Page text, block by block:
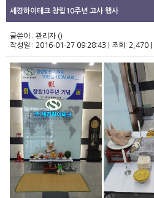
세경하이테크 창립10주년 고사 행사
글쓴이 : 관리자 ()
작성일 : 2016-01-27 09:28:43
조회: 2,470